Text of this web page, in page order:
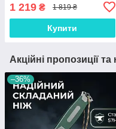
ножик фліппер 21 см на
кожен день, JJ47
1 219 ₴ 1 819 ₴
Купити
Акційні пропозиції
–36%